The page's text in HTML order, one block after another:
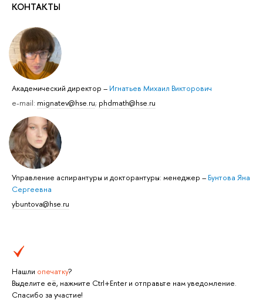
КОНТАКТЫ
Академический директор – Игнатьев Михаил Викторович
e-mail: mignatev@hse.ru; phdmath@hse.ru
Управление аспирантуры и докторантуры: менеджер – Бунтова Яна
Сергеевна
ybuntova@hse.ru
Нашли опечатку?
Выделите её, нажмите Ctrl+Enter и отправьте нам уведомление.
Спасибо за участие!